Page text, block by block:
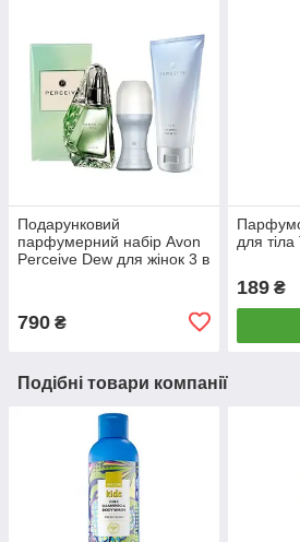
Подарунковий
парфумерний набір Avon
Perceive Dew для жінок 3 в
790 ₴
для
189₴
Подібні товари компанії